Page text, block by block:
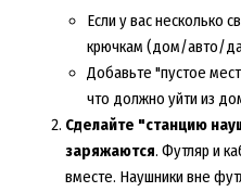
Если у вас несколько
крючкам (дом/авто/
Добавьте "пустое
что должно уйти из
Сделайте "станцию
заряжаются. Футляр и
вместе. Наушники вне